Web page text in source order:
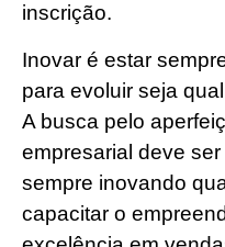
inscrição.
Inovar é estar
para evoluir seja
A busca pelo
empresarial deve
sempre inovando
capacitar o